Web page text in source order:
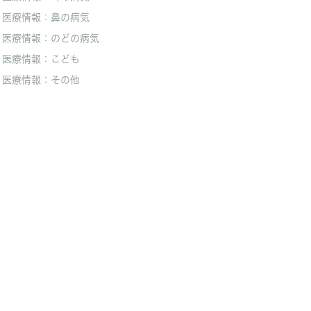
医療情報：鼻の病気
医療情報：のどの病気
医療情報：こども
医療情報：その他